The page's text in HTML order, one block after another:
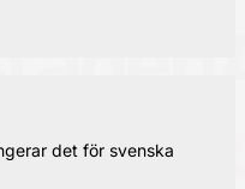
det för svenska